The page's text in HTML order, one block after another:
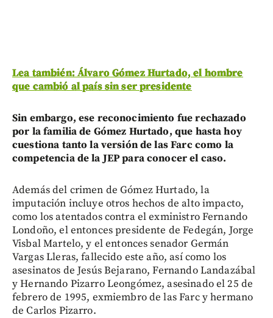
Lea también: Álvaro Gómez Hurtado, el hombre
que cambió al país sin ser presidente
Sin embargo, ese reconocimiento fue rechazado
por la familia de Gómez Hurtado, que hasta hoy
cuestiona tanto la versión de las Farc como la
competencia de la JEP para conocer el caso.
Además del crimen de Gómez Hurtado, la
imputación incluye otros hechos de alto impacto,
como los atentados contra el exministro Fernando
Londoño, el entonces presidente de Fedegán, Jorge
Visbal Martelo, y el entonces senador Germán
Vargas Lleras, fallecido este año, así como los
asesinatos de Jesús Bejarano, Fernando Landazábal
y Hernando Pizarro Leongómez, asesinado el 25 de
febrero de 1995, exmiembro de las Farc y hermano
de Carlos Pizarro.